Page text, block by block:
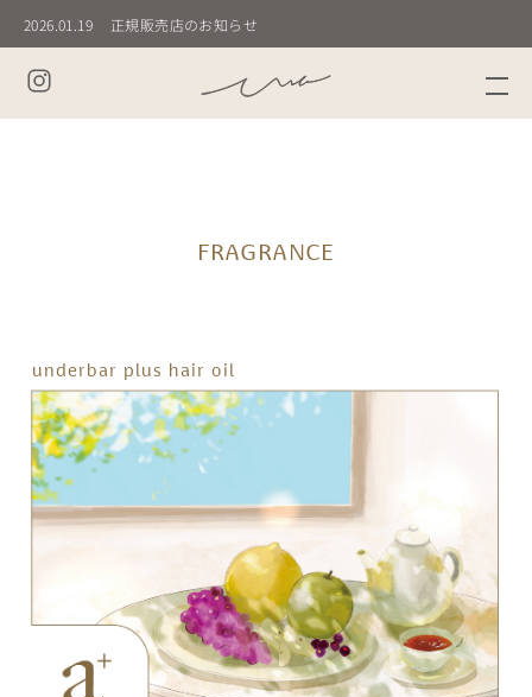
2026.01.19
正規販売店のお知らせ
2025.02.20
新商品 先行発売のお知らせ
FRAGRANCE
underbar plus hair oil